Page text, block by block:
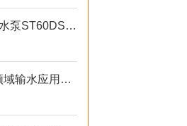
应急抢险6寸双缸柴油机水泵ST60DS产品介绍
自吸泵的结构原理与多领域输水应用探析